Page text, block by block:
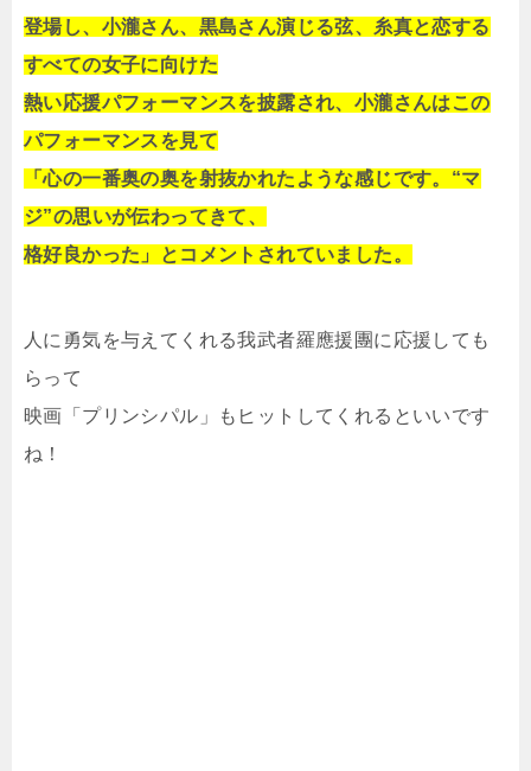
登場し、小瀧さん、黒島さん演じる弦、糸真と恋する
すべての女子に向けた
熱い応援パフォーマンスを披露され、小瀧さんはこの
パフォーマンスを見て
「心の一番奥の奥を射抜かれたような感じです。“マ
ジ”の思いが伝わってきて、
格好良かった」とコメントされていました。
人に勇気を与えてくれる我武者羅應援團に応援しても
らって
映画「プリンシパル」もヒットしてくれるといいです
ね！